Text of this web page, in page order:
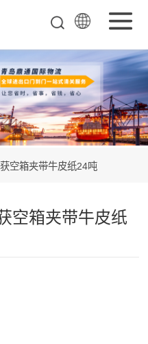
空箱夹带牛皮纸24吨
空箱夹带牛皮纸